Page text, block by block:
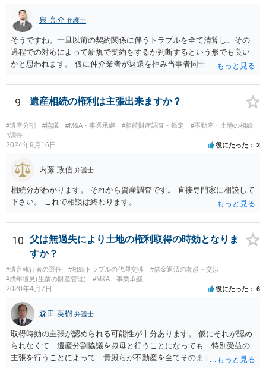
泉 亮介 弁護士
そうですね。一旦以前の契約関係に伴うトラブルを全て清算し、その
過程での対応によって新規で契約をするか判断するという形でも良い
かと思われます。 仮に仲介業者が返還を拒み当事者同士での解決が困
9 遺産相続の権利は主張出来ますか？
#遺産分割 #協議 #M&A・事業承継 #相続財産調査・鑑定
#不動産・土地の相続
#調停
2024年9月16日 役にたった 2
内藤 政信 弁護士
相続分がわかります。 それから資産調査です。 直接専門家に相談して
下さい。 これで相談は終わります。
10
父は無過失により土地の権利取得の時効となりま
すか？
#遺言執行者の選任 #相続トラブルの代理交渉
#借金返済の相談・交渉
#成年後見(生前の財産管理)
#M&A・事業承継
2020年4月7日 役にたった 6
森田 英樹 弁護士
取得時効の主張が認められる可能性が十分あります。 仮にそれが認め
られなくて 遺産分割協議を叔母と行うことになっても 特別受益の
主張を行うことによって 貴殿らが不動産を全てそのまま取得できる